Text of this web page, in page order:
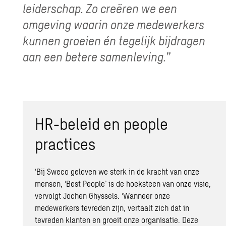
leiderschap. Zo creëren we een
omgeving waarin onze medewerkers
kunnen groeien én tegelijk bijdragen
aan een betere samenleving.”
HR-beleid en people
practices
‘Bij Sweco geloven we sterk in de kracht van onze
mensen, ‘Best People’ is de hoeksteen van onze visie,
vervolgt Jochen Ghyssels. ‘Wanneer onze
medewerkers tevreden zijn, vertaalt zich dat in
tevreden klanten en groeit onze organisatie. Deze